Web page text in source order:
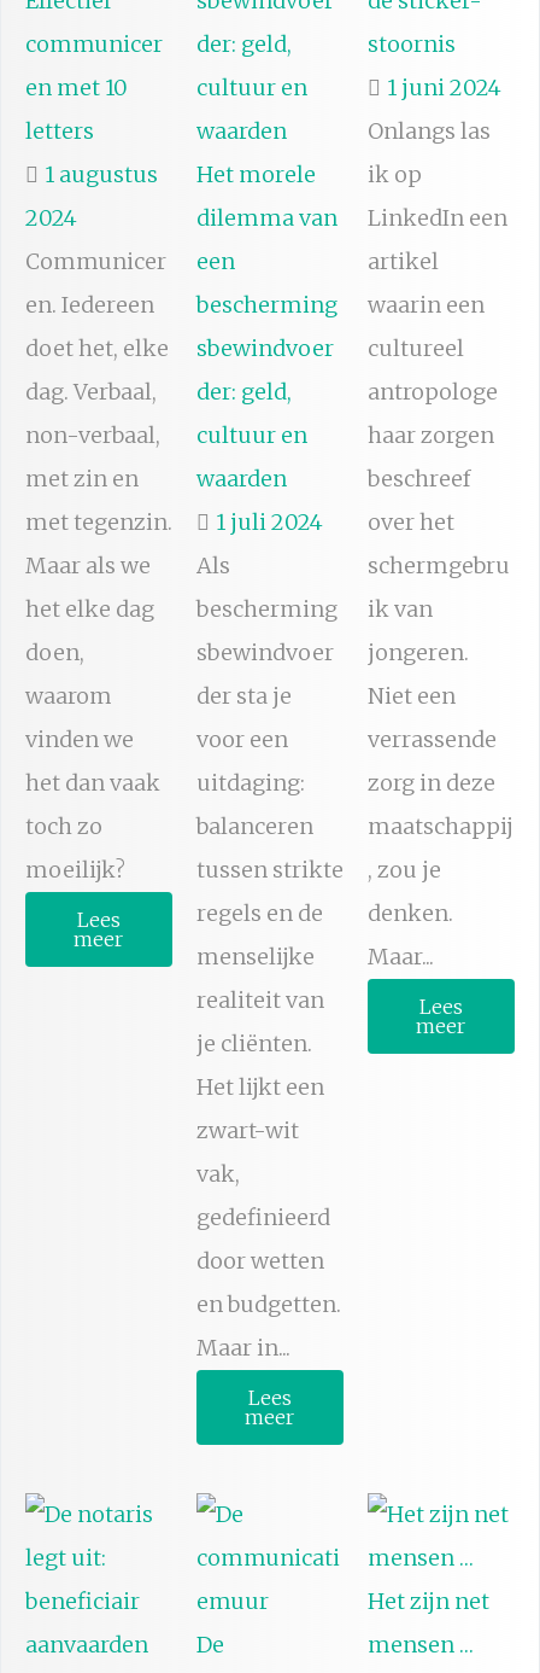
communicer
en met 10
letters
1 augustus
2024
Communicer
en. Iedereen
doet het, elke
dag. Verbaal,
non-verbaal,
met zin en
met tegenzin.
Maar als we
het elke dag
doen,
waarom
vinden we
het dan vaak
toch zo
moeilijk?
Lees
meer
Het morele
dilemma van
een
bescherming
sbewindvoer
der: geld,
cultuur en
waarden
1 juli 2024
Als
bescherming
sbewindvoer
der sta je
voor een
uitdaging:
balanceren
tussen strikte
regels en de
menselijke
realiteit van
je cliënten.
Het lijkt een
zwart-wit
vak,
gedefinieerd
door wetten
en budgetten.
Maar in...
Lees
meer
stoornis
1 juni 2024
Onlangs las
ik op
LinkedIn een
artikel
waarin een
cultureel
antropologe
haar zorgen
beschreef
over het
schermgebru
ik van
jongeren.
Niet een
verrassende
zorg in deze
maatschappij
, zou je
denken.
Maar...
Lees
meer
De
Het zijn net
mensen …